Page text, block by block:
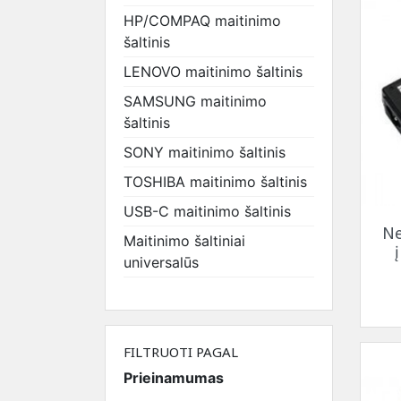
LCD 15.6
LCD 16.0
LCD 21.5
klaviatūra
SAMSUNG
klaviatūra
SONY
TOSHIBA
MSI
XIAOMI apsauginiai stiklai
kameros
6Mp IP
8Mp 4K IP
kameros
Thermo IP
kameros
kameros
Objektyvai
HP/COMPAQ maitinimo
šaltinis
LENOVO maitinimo šaltinis
SAMSUNG maitinimo
šaltinis
SONY maitinimo šaltinis
TOSHIBA maitinimo šaltinis
USB-C maitinimo šaltinis
Maitinimo šaltiniai
universalūs
FILTRUOTI PAGAL
Prieinamumas